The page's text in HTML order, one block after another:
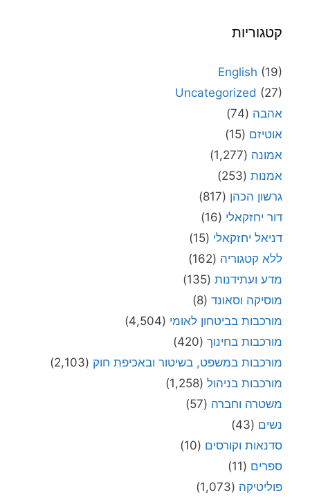
קטגוריות
English (19)
Uncategorized (27)
אהבה (74)
אוטיזם (15)
אמונה (1,277)
אמנות (253)
גרשון הכהן (817)
דור יחזקאלי (16)
דניאל יחזקאלי (15)
ללא קטגוריה (162)
מדע ועתידנות (135)
מוסיקה וסאונד (8)
מורכבות בביטחון לאומי (4,504)
מורכבות בחינוך (420)
מורכבות במשפט, בשיטור ובאכיפת חוק (2,103)
מורכבות בניהול (1,258)
משטרה וחברה (57)
נשים (43)
סדנאות וקורסים (10)
ספרים (11)
פוליטיקה (1,073)